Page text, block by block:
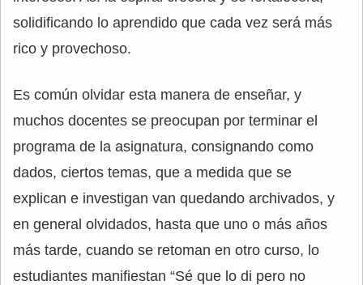
solidificando lo aprendido que cada vez será más
rico y provechoso.
Es común olvidar esta manera de enseñar, y
muchos docentes se preocupan por terminar el
programa de la asignatura, consignando como
dados, ciertos temas, que a medida que se
explican e investigan van quedando archivados, y
en general olvidados, hasta que uno o más años
más tarde, cuando se retoman en otro curso, lo
estudiantes manifiestan “Sé que lo di pero no